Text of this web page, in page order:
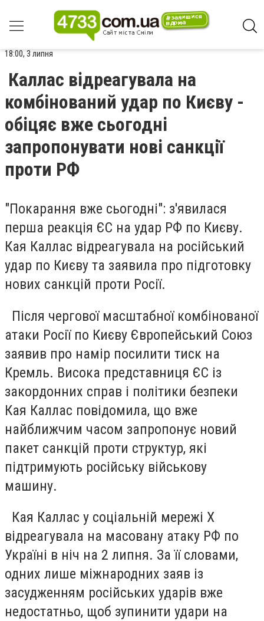
18:00, 3 липня
Каллас відреагувала на
комбінований удар по Києву -
обіцяє вже сьогодні
запропонувати нові санкції
проти РФ
"Покарання вже сьогодні": з'явилася
перша реакція ЄС на удар РФ по Києву.
Кая Каллас відреагувала на російський
удар по Києву та заявила про підготовку
нових санкцій проти Росії.
Після чергової масштабної комбінованої
атаки Росії по Києву Європейський Союз
заявив про намір посилити тиск на
Кремль. Висока представниця ЄС із
закордонних справ і політики безпеки
Кая Каллас повідомила, що вже
найближчим часом запропонує новий
пакет санкцій проти структур, які
підтримують російську військову
машину.
Кая Каллас у соціальній мережі X
відреагувала на масовану атаку РФ по
Україні в ніч на 2 липня. За її словами,
одних лише міжнародних заяв із
засудженням російських ударів вже
недостатньо, щоб зупинити удари на